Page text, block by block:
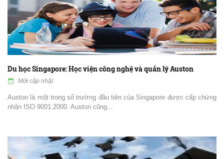
Du học Singapore: Học viện công nghệ và quản lý Auston
Mới cập nhật
Auston là một trong số trường đầu tiên của Singapore được cấp chứng
nhận ISO 9001:2000. Auston cũng...